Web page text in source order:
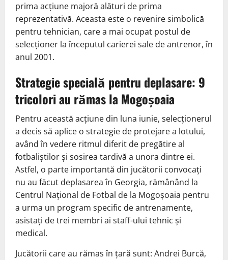
prima acțiune majoră alături de prima
reprezentativă. Aceasta este o revenire simbolică
pentru tehnician, care a mai ocupat postul de
selecționer la începutul carierei sale de antrenor, în
anul 2001.
Strategie specială pentru deplasare: 9
tricolori au rămas la Mogoșoaia
Pentru această acțiune din luna iunie, selecționerul
a decis să aplice o strategie de protejare a lotului,
având în vedere ritmul diferit de pregătire al
fotbaliștilor și sosirea tardivă a unora dintre ei.
Astfel, o parte importantă din jucătorii convocați
nu au făcut deplasarea în Georgia, rămânând la
Centrul Național de Fotbal de la Mogoșoaia pentru
a urma un program specific de antrenamente,
asistați de trei membri ai staff-ului tehnic și
medical.
Jucătorii care au rămas în țară sunt: Andrei Burcă,